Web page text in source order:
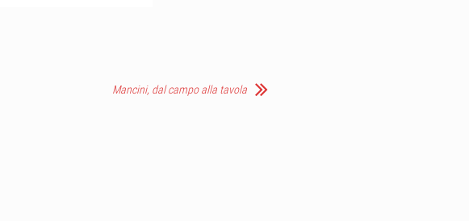
Mancini, dal campo alla tavola